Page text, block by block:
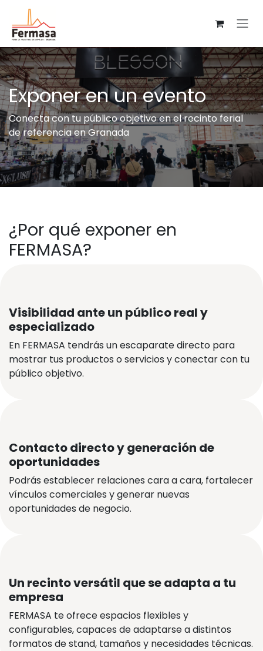
Ir al contenido
Exponer en un evento
Conecta con tu público objetivo en el recinto ferial
de referencia en Granada
¿Por qué exponer en
FERMASA?
Visibilidad ante un público real y
especializado
En FERMASA tendrás un escaparate directo para
mostrar tus productos o servicios y conectar con tu
público objetivo.
Contacto directo y generación de
oportunidades
Podrás establecer relaciones cara a cara, fortalecer
vínculos comerciales y generar nuevas
oportunidades de negocio.
Un recinto versátil que se adapta a tu
empresa
FERMASA te ofrece espacios flexibles y
configurables, capaces de adaptarse a distintos
formatos de stand, tamaños y necesidades técnicas.